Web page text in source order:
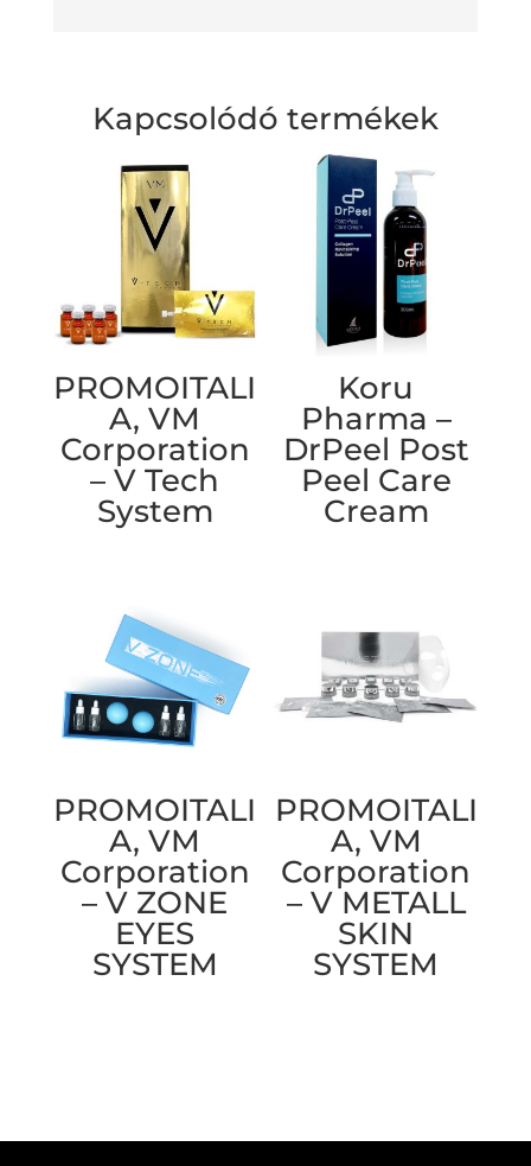
Kapcsolódó termékek
PROMOITALI
A, VM
Corporation
– V Tech
System
Koru
Pharma –
DrPeel Post
Peel Care
Cream
PROMOITALI
A, VM
Corporation
– V ZONE
EYES
SYSTEM
PROMOITALI
A, VM
Corporation
– V METALL
SKIN
SYSTEM